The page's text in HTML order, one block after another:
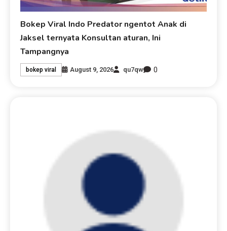
Bokep Viral Indo Predator ngentot Anak di
Jaksel ternyata Konsultan aturan, Ini
Tampangnya
bokep viral August 9, 2026 qu7qw 0